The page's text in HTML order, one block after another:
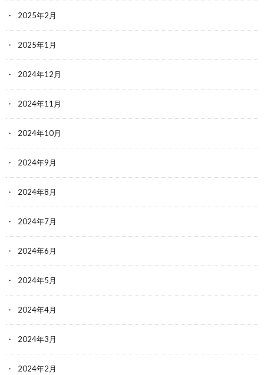
2025年2月
2025年1月
2024年12月
2024年11月
2024年10月
2024年9月
2024年8月
2024年7月
2024年6月
2024年5月
2024年4月
2024年3月
2024年2月